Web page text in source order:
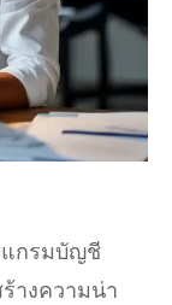
กรมบัญชี
างความน่า